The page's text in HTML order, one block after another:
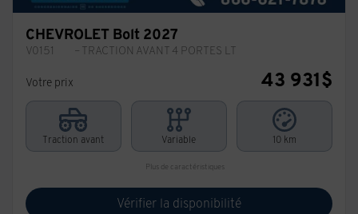
CHEVROLET Bolt 2027
V0151 – TRACTION AVANT 4 PORTES LT
Votre prix 43 931$
Traction avant Variable 10 km
Plus de caractéristiques
Vérifier la disponibilité